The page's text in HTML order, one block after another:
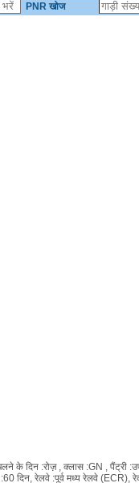
PNR खोज
दिन :रोज़ , क्लास :GN , पैंट्री
दिन, रेलवे :पूर्व मध्य रेलवे (ECR),